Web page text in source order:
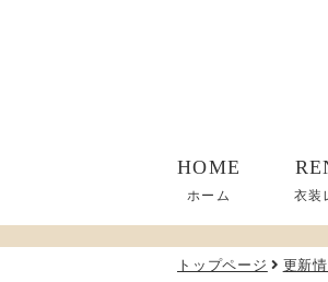
HOME
ホーム 衣装
トップページ 更新